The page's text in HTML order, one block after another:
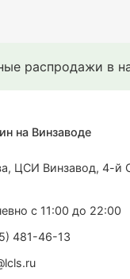
распродажи в
на Винзаводе
ЦСИ Винзавод, 4-й
с 11:00 до 22:00
481-46-13